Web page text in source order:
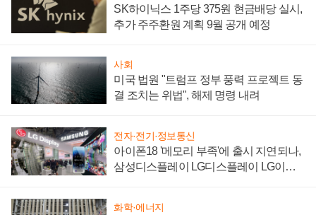
SK하이닉스 1주당 375원 현금배당 실시,
추가 주주환원 계획 9월 공개 예정
사회
미국 법원 "트럼프 정부 풍력 프로젝트 동
결 조치는 위법", 해제 명령 내려
전자·전기·정보통신
아이폰18 '메모리 부족'에 출시 지연되나,
삼성디스플레이 LG디스플레이 LG이노
화학·에너지